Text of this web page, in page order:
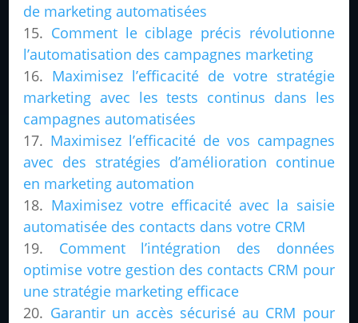
de marketing automatisées
Comment le ciblage précis révolutionne
l’automatisation des campagnes marketing
Maximisez l’efficacité de votre stratégie
marketing avec les tests continus dans les
campagnes automatisées
Maximisez l’efficacité de vos campagnes
avec des stratégies d’amélioration continue
en marketing automation
Maximisez votre efficacité avec la saisie
automatisée des contacts dans votre CRM
Comment l’intégration des données
optimise votre gestion des contacts CRM pour
une stratégie marketing efficace
Garantir un accès sécurisé au CRM pour